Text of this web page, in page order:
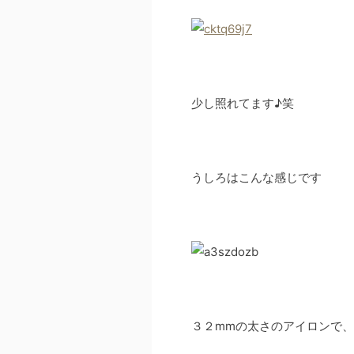
少し照れてます♪笑
うしろはこんな感じです
３２mmの太さのアイロンで、